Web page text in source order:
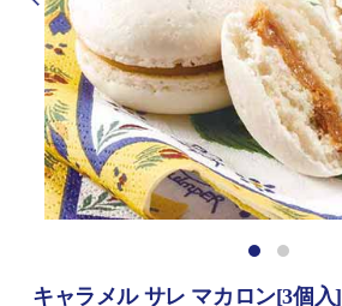
キャラメル サレ マカロン[3個入]